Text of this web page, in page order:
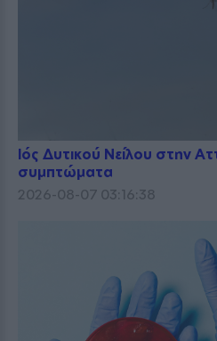
Ιός Δυτικού Νείλου στην
συμπτώματα
2026-08-07 03:16:38